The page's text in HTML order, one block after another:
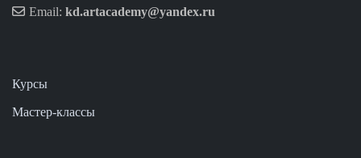
Email: kd.artacademy@yandex.ru
Курсы
Мастер-классы